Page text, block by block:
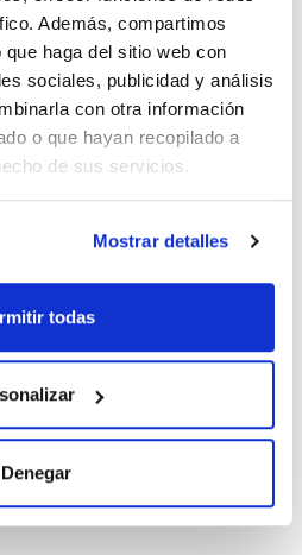
Además, compartimos
haga del sitio web con
sociales, publicidad y análisis
con otra información
o que hayan recopilado a
de sus servicios.
Mostrar detalles
todas
Denegar
x Longitud (mm) : 11,5x55
desechables con
borde, para uso en laboratorio.
descargas
con esta imagen son
habitualmente en stock,
inmediata.